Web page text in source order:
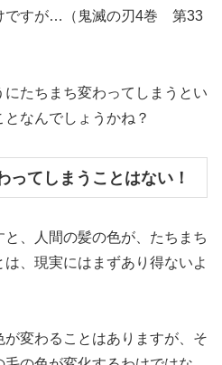
ですが…（鬼滅の刃4巻 第33
にたちまち変わってしまうとい
なんでしょうかね？
ってしまうことはない！
、人間の髪の色が、たちまち
、現実にはまずあり得ないよ
変わることはありますが、そ